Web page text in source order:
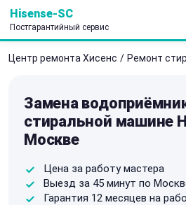
Hisense-SC
Постгарантийный сервис
Центр ремонта Хисенс / Ремонт
Замена
стиральной машине
Москве
Цена за работу мастера
Выезд за 45 минут по
Гарантия 12 месяцев на